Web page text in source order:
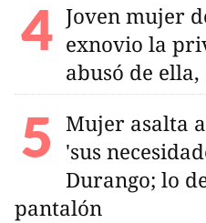
Joven mujer
exnovio la
abusó de
Mujer asalta
'sus
Durango; lo
pantalón